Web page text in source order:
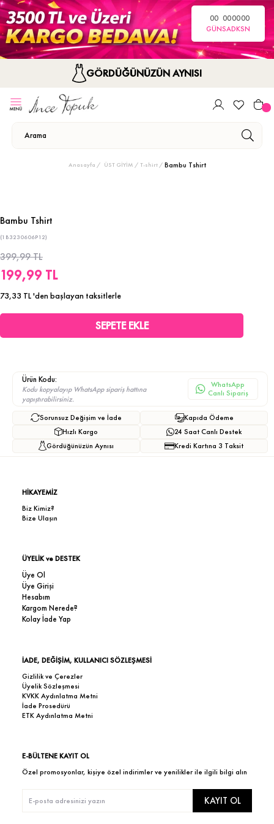
00
GÜN
00
SA
00
DK
00
SN
GÖRDÜĞÜNÜZÜN AYNISI
Anasayfa ÜST GİYİM T-shirt Bambu Tshirt
Bambu Tshirt
(1B3230606P12)
399,99 TL
199,99 TL
73,33 TL'den başlayan taksitlerle
Ürün Kodu:
Kodu kopyalayıp WhatsApp sipariş hattına
yapıştırabilirsiniz.
WhatsApp
Canlı Sipariş
Sorunsuz Değişim ve İade
Hızlı Kargo
Gördüğünüzün Aynısı
Kapıda Ödeme
24 Saat Canlı Destek
Kredi Kartına 3 Taksit
HİKAYEMİZ
Biz Kimiz?
Bize Ulaşın
ÜYELİK ve DESTEK
Üye Ol
Üye Girişi
Hesabım
Kargom Nerede?
Kolay İade Yap
İADE, DEĞİŞİM, KULLANICI SÖZLEŞMESİ
Gizlilik ve Çerezler
Üyelik Sözleşmesi
KVKK Aydınlatma Metni
İade Prosedürü
ETK Aydınlatma Metni
E-BÜLTENE KAYIT OL
Özel promosyonlar, kişiye özel indirimler ve yenilikler ile ilgili bilgi alın
KAYIT OL